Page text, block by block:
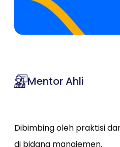
Mentor Ahli
Dibimbing oleh praktisi
di bidang manajemen.